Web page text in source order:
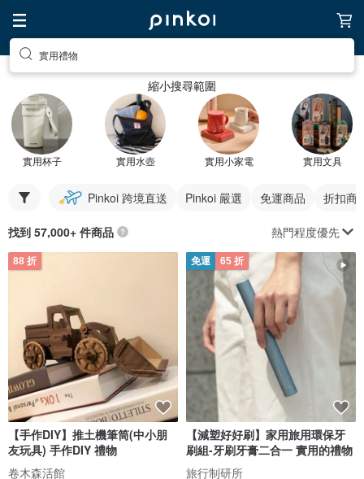
實用禮物
縮小搜尋範圍
實用杯子 實用水壺 實用小家電 實用文具
Pinkoi 跨境直送 Pinkoi 嚴選 免運商品 折扣商
找到 57,000+ 件商品 熱門程度優先
88 折
【手作DIY】推土機筆筒(中小朋
友玩具) 手作DIY 禮物
卷木森活館
免運 65 折
【減塑好好刷】家用旅用環保牙
刷組-牙刷牙膏二合一 實用的禮物
旅行制研所